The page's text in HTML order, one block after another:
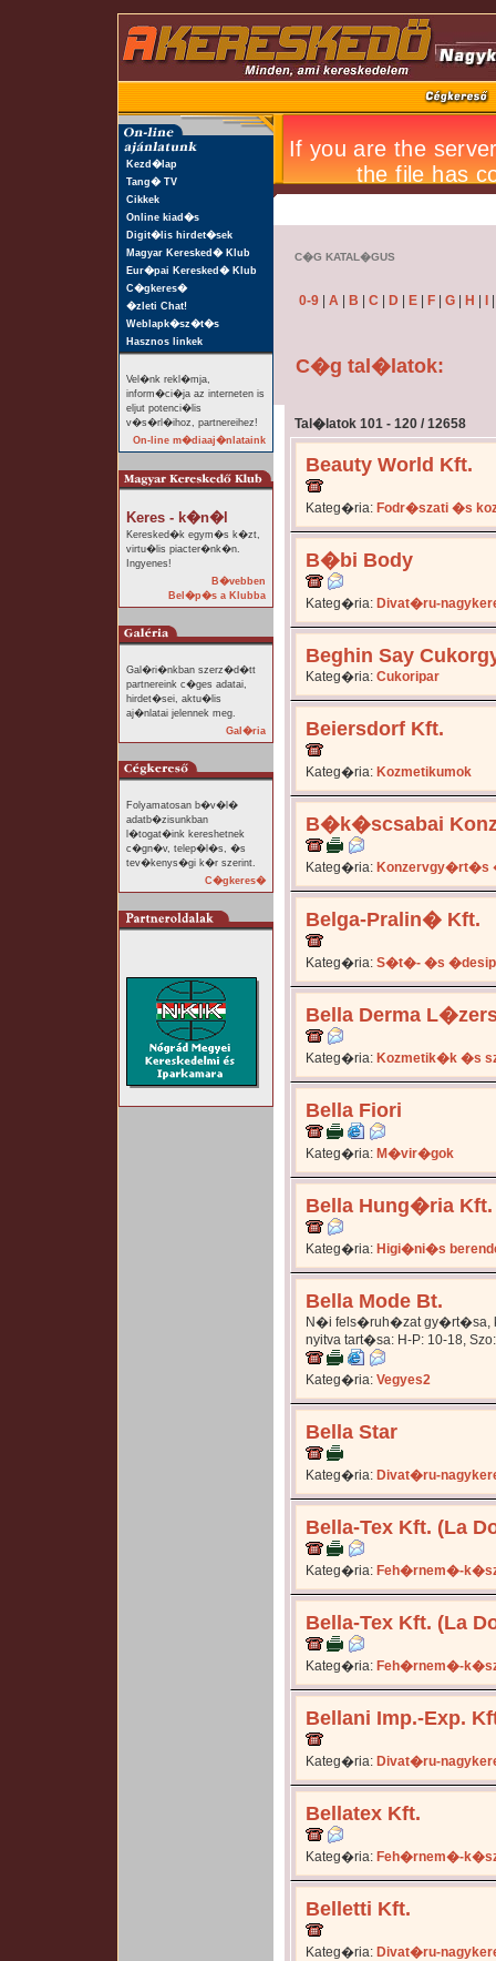
Kezd�lap
Tang� TV
Cikkek
Online kiad�s
Digit�lis hirdet�sek
Magyar Keresked� Klub
Eur�pai Keresked� Klub
C�gkeres�
�zleti Chat!
Weblapk�sz�t�s
Hasznos linkek
Vel�nk rekl�mja,
inform�ci�ja az interneten is
eljut potenci�lis
v�s�rl�ihoz, partnereihez!
On-line m�diaaj�nlataink
Keres - k�n�l
Keresked�k egym�s k�zt,
virtu�lis piacter�nk�n.
Ingyenes!
B�vebben
Bel�p�s a Klubba
Gal�ri�nkban szerz�d�tt
partnereink c�ges adatai,
hirdet�sei, aktu�lis
aj�nlatai jelennek meg.
Gal�ria
Folyamatosan b�v�l�
adatb�zisunkban
l�togat�ink kereshetnek
c�gn�v, telep�l�s, �s
tev�kenys�gi k�r szerint.
C�gkeres�
C�G KATAL�GUS
0-9 A B C D E F G H
C�g tal�latok:
Tal�latok 101 - 120 / 12658
Beauty World Kft.
Kateg�ria: Fodr�szati �s
B�bi Body
Kateg�ria: Divat�ru-
Beghin Say
Kateg�ria: Cukoripar
Beiersdorf Kft.
Kateg�ria: Kozmetikumok
B�k�scsabai
Kateg�ria: Konzervgy�rt�s
Belga-Pralin� Kft.
Kateg�ria: S�t�- �s
Bella Derma
Kateg�ria: Kozmetik�k �s
Bella Fiori
Kateg�ria: M�vir�gok
Bella Hung�ria Kft.
Kateg�ria: Higi�ni�s
Bella Mode Bt.
N�i fels�ruh�zat gy�rt�sa,
nyitva tart�sa: H-P: 10-18,
Kateg�ria: Vegyes2
Bella Star
Kateg�ria: Divat�ru-
Bella-Tex Kft. (La
Kateg�ria: Feh�rnem�-
Bella-Tex Kft. (La
Kateg�ria: Feh�rnem�-
Bellani Imp.-Exp.
Kateg�ria: Divat�ru-
Bellatex Kft.
Kateg�ria: Feh�rnem�-
Belletti Kft.
Kateg�ria: Divat�ru-